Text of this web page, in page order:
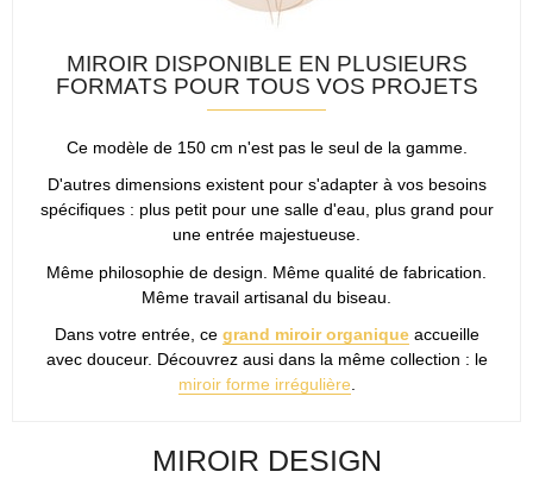
MIROIR DISPONIBLE EN PLUSIEURS
FORMATS POUR TOUS VOS PROJETS
Ce modèle de 150 cm n'est pas le seul de la gamme.
D'autres dimensions existent pour s'adapter à vos besoins
spécifiques : plus petit pour une salle d'eau, plus grand pour
une entrée majestueuse.
Même philosophie de design. Même qualité de fabrication.
Même travail artisanal du biseau.
Dans votre entrée, ce grand miroir organiqueaccueille
avec douceur. Découvrez ausi dans la même collection : le
miroir forme irrégulière.
MIROIR DESIGN